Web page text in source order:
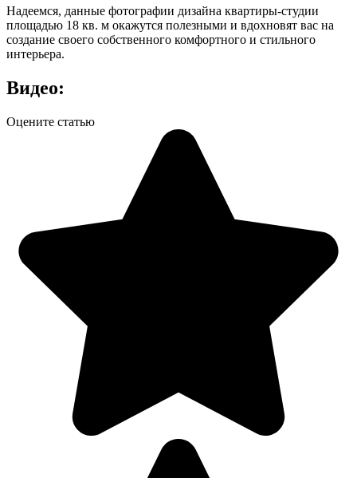
Надеемся, данные фотографии дизайна квартиры-студии
площадью 18 кв. м окажутся полезными и вдохновят вас на
создание своего собственного комфортного и стильного
интерьера.
Видео:
Оцените статью